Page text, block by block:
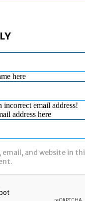
here
incorrect email address!
address here
email, and website in